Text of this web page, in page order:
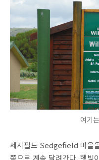
여기
세지필드 Sedgefield 마을
쪽으로 계속 달려간다. 햇빛